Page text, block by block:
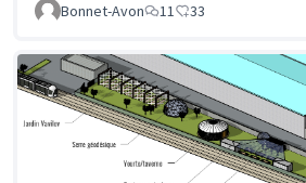
Bonnet-Avon 11 33